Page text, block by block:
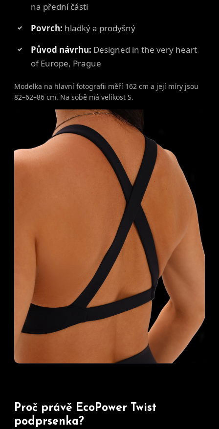
na přední části
Povrch: hladký a prodyšný
Původ návrhu: Designed in the very heart
of Europe, Prague
Modelka na hlavní fotografii měří 162 cm a její míry jsou
82–62–86 cm. Na sobě má velikost S.
Proč právě EcoPower Twist
podprsenka?